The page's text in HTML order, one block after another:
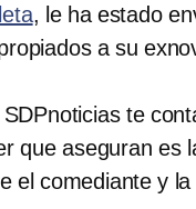
, le ha estado
a su
te
que aseguran es
el comediante y la